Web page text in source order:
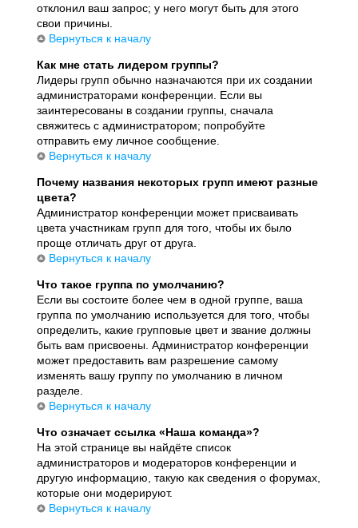
отклонил ваш запрос; у него могут быть для этого
свои причины.
Вернуться к началу
Как мне стать лидером группы?
Лидеры групп обычно назначаются при их создании
администраторами конференции. Если вы
заинтересованы в создании группы, сначала
свяжитесь с администратором; попробуйте
отправить ему личное сообщение.
Вернуться к началу
Почему названия некоторых групп имеют разные
цвета?
Администратор конференции может присваивать
цвета участникам групп для того, чтобы их было
проще отличать друг от друга.
Вернуться к началу
Что такое группа по умолчанию?
Если вы состоите более чем в одной группе, ваша
группа по умолчанию используется для того, чтобы
определить, какие групповые цвет и звание должны
быть вам присвоены. Администратор конференции
может предоставить вам разрешение самому
изменять вашу группу по умолчанию в личном
разделе.
Вернуться к началу
Что означает ссылка «Наша команда»?
На этой странице вы найдёте список
администраторов и модераторов конференции и
другую информацию, такую как сведения о форумах,
которые они модерируют.
Вернуться к началу